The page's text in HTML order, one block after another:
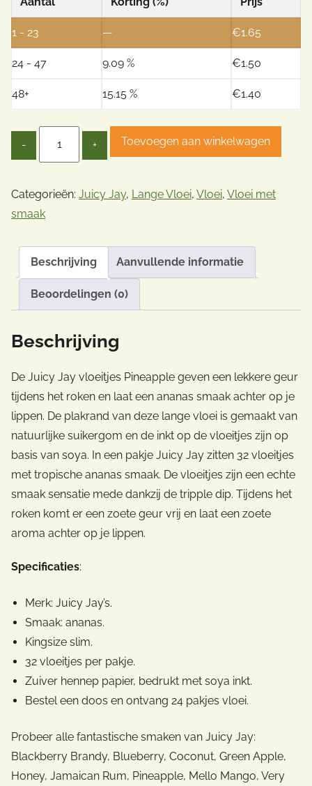
1 - 23 — €1.65
24 - 47 9.09 % €1.50
48+ 15.15 % €1.40
Quantity Toevoegen aan winkelwagen
Categorieën: Juicy Jay, Lange Vloei, Vloei, Vloei met
smaak
Beschrijving Aanvullende informatie
Beoordelingen (0)
Beschrijving
De Juicy Jay vloeitjes Pineapple geven een lekkere geur
tijdens het roken en laat een ananas smaak achter op je
lippen. De plakrand van deze lange vloei is gemaakt van
natuurlijke suikergom en de inkt op de vloeitjes zijn op
basis van soya. In een pakje Juicy Jay zitten 32 vloeitjes
met tropische ananas smaak. De vloeitjes zijn een echte
smaak sensatie mede dankzij de tripple dip. Tijdens het
roken komt er een zoete geur vrij en laat een zoete
aroma achter op je lippen.
Specificaties:
Merk: Juicy Jay’s.
Smaak: ananas.
Kingsize slim.
32 vloeitjes per pakje.
Zuiver hennep papier, bedrukt met soya inkt.
Bestel een doos en ontvang 24 pakjes vloei.
Probeer alle fantastische smaken van Juicy Jay:
Blackberry Brandy, Blueberry, Coconut, Green Apple,
Honey, Jamaican Rum, Pineapple, Mello Mango, Very